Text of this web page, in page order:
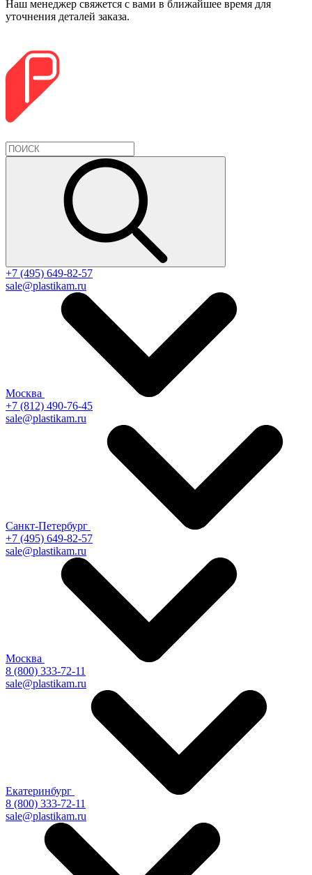
Наш менеджер свяжется с вами в ближайшее время для
уточнения деталей заказа.
+7 (495) 649-82-57
sale@plastikam.ru
Москва
+7 (812) 490-76-45
sale@plastikam.ru
Санкт-Петербург
+7 (495) 649-82-57
sale@plastikam.ru
Москва
8 (800) 333-72-11
sale@plastikam.ru
Екатеринбург
8 (800) 333-72-11
sale@plastikam.ru